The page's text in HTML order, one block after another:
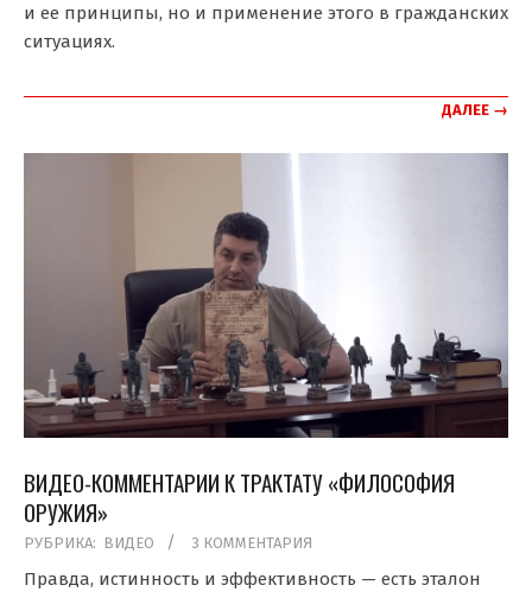
и ее принципы, но и применение этого в гражданских
ситуациях.
ДАЛЕЕ →
ВИДЕО-КОММЕНТАРИИ К ТРАКТАТУ «ФИЛОСОФИЯ
ОРУЖИЯ»
2019-
04-
РУБРИКА: ВИДЕО 3 КОММЕНТАРИЯ
Правда, истинность и эффективность — есть эталон